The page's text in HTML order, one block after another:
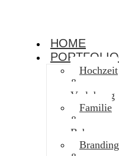
HOME
PORTFOLIO
Hochzeit
&
Verlobung
Familie
&
Baby
Branding